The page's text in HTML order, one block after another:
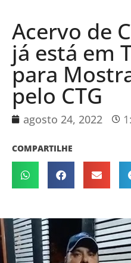
Acervo de
já está em
para
pelo CTG
agosto 24, 2022
COMPARTILHE